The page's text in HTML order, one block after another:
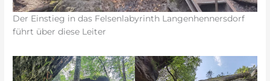
Der Einstieg in das Felsenlabyrinth Langenhennersdorf
führt über diese Leiter